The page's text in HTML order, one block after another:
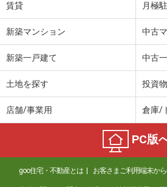
賃貸 月極
新築マンション 中古
新築一戸建て 中古
土地を探す 投資
店舗/事業用 倉庫/
PC版
goo住宅・不動産とは お客さまご利用端末か